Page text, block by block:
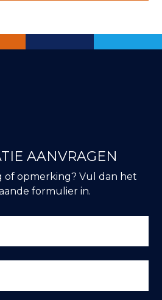
AANVRAGEN
of opmerking? Vul dan het
formulier in.